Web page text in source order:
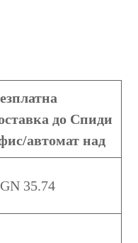
до Спиди
автомат над
35.74